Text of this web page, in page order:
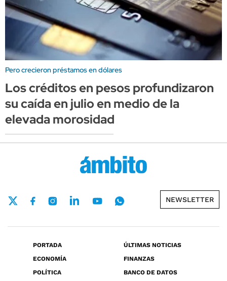
Pero crecieron préstamos en dólares
Los créditos en pesos profundizaron
su caída en julio en medio de la
elevada morosidad
NEWSLETTER
PORTADA
ÚLTIMAS NOTICIAS
ECONOMÍA
FINANZAS
POLÍTICA
BANCO DE DATOS